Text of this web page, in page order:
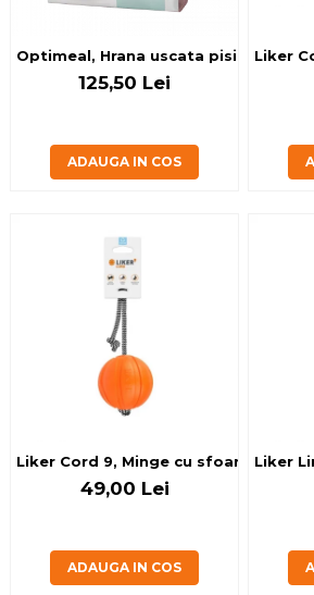
Optimeal, Hrana uscata pisici
125,50 Lei
ADAUGA IN COS
Liker
Liker Cord 9, Minge cu sfoara
49,00 Lei
ADAUGA IN COS
Liker